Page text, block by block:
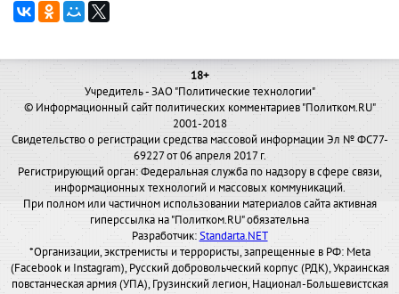
18+
Учредитель - ЗАО "Политические технологии"
© Информационный сайт политических комментариев "Политком.RU"
2001-2018
Свидетельство о регистрации средства массовой информации Эл № ФС77-
69227 от 06 апреля 2017 г.
Регистрирующий орган: Федеральная служба по надзору в сфере связи,
информационных технологий и массовых коммуникаций.
При полном или частичном использовании материалов сайта активная
гиперссылка на "Политком.RU" обязательна
Разработчик:Standarta.NET
*Организации, экстремисты и террористы, запрещенные в РФ: Meta
(Facebook и Instagram), Русский добровольческий корпус (РДК), Украинская
повстанческая армия (УПА), Грузинский легион, Национал-Большевистская